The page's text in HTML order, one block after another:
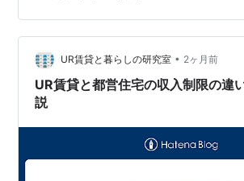
えられる 2. 保証人が不要 3. 長く住みや
共用設備が整っている 注意点・知って
1. 家賃は高めの傾向 2. 人気が高く、空室
UR賃貸と暮らしの研究室 • 2ヶ月前
UR賃貸と都営住宅の収入制限の違
説